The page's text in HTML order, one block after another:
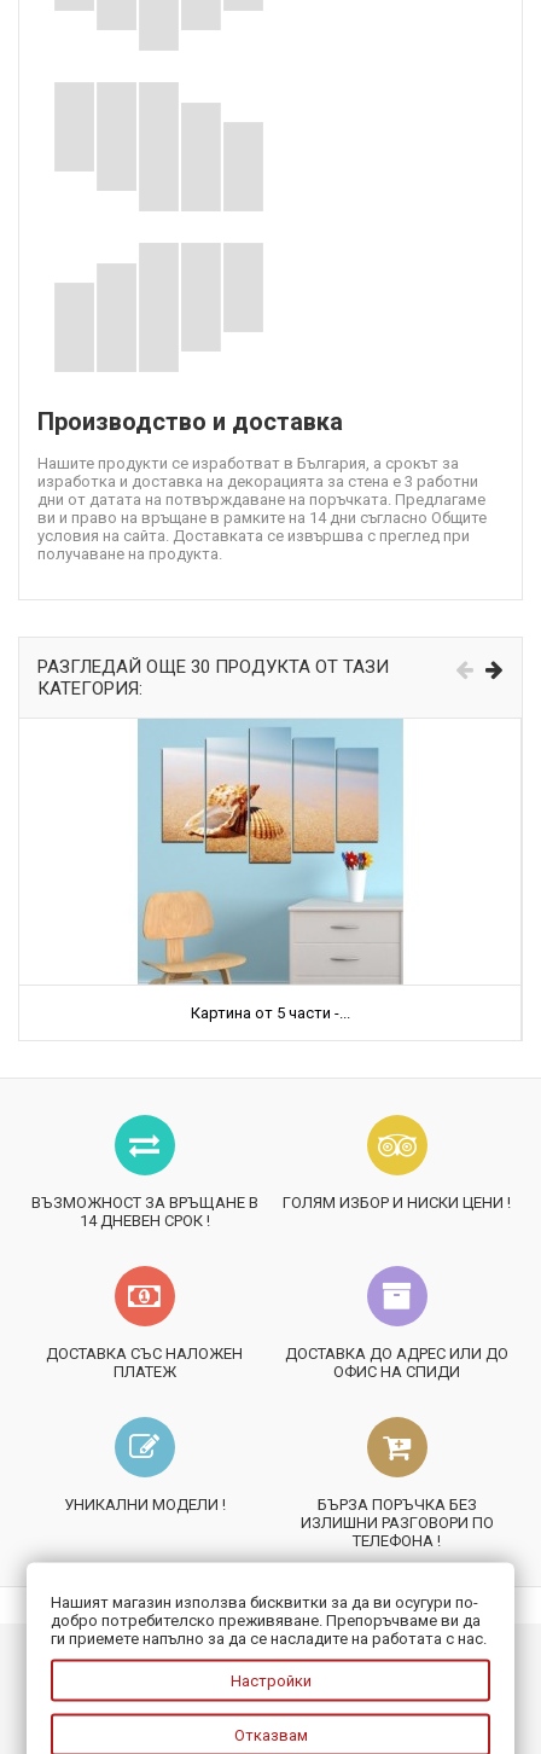
Производство и доставка
Нашите продукти се изработват в България, а срокът за
изработка и доставка на декорацията за стена е 3 работни
дни от датата на потвърждаване на поръчката. Предлагаме
ви и право на връщане в рамките на 14 дни съгласно Общите
условия на сайта. Доставката се извършва с преглед при
получаване на продукта.
РАЗГЛЕДАЙ ОЩЕ 30 ПРОДУКТА ОТ ТАЗИ
КАТЕГОРИЯ:
Картина от 5 части -...
ВЪЗМОЖНОСТ ЗА ВРЪЩАНЕ В
14 ДНЕВЕН СРОК !
ГОЛЯМ ИЗБОР И НИСКИ ЦЕНИ !
ДОСТАВКА СЪС НАЛОЖЕН
ПЛАТЕЖ
ДОСТАВКА ДО АДРЕС ИЛИ ДО
ОФИС НА СПИДИ
УНИКАЛНИ МОДЕЛИ !
БЪРЗА ПОРЪЧКА БЕЗ
ИЗЛИШНИ РАЗГОВОРИ ПО
ТЕЛЕФОНА !
ИНФОРМАЦИЯ
ПОЛЕЗНО
Нашият магазин използва бисквитки за да ви осугури по-
добро потребителско преживяване. Препоръчваме ви да
ги приемете напълно за да се насладите на работата с нас.
Настройки
Отказвам